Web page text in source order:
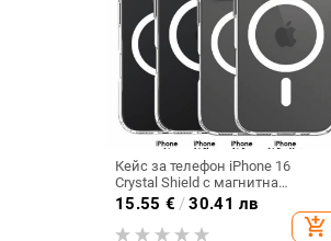
Кейс за телефон iPhone 16
Crystal Shield с магнитна
всмукателна система за Apple
Mate 70 Pro, защитен TPU калъф
с висока пропускливост, PC гръб
15.55 € /30.41 лв
add_shopping_cart